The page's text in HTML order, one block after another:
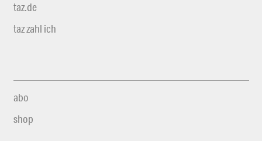
taz.de
taz zahl ich
abo
shop